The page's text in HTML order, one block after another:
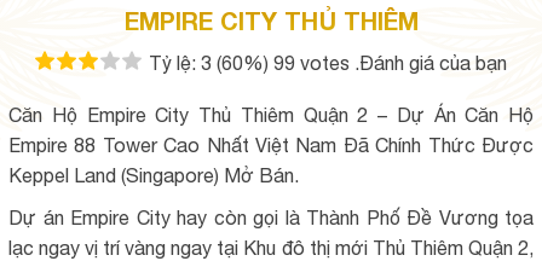
EMPIRE CITY THỦ THIÊM
Tỷ lệ: 3 (60%) 99 votes .Đánh giá của bạn
Căn Hộ Empire City Thủ Thiêm Quận 2 – Dự Án Căn Hộ
Empire 88 Tower Cao Nhất Việt Nam Đã Chính Thức Được
Keppel Land (Singapore) Mở Bán.
Dự án Empire City hay còn gọi là Thành Phố Đề Vương tọa
lạc ngay vị trí vàng ngay tại Khu đô thị mới Thủ Thiêm Quận 2,